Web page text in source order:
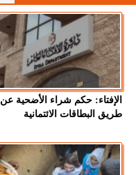
الإفتاء: حكم شراء الأضحية عن
طريق البطاقات الائتمانية